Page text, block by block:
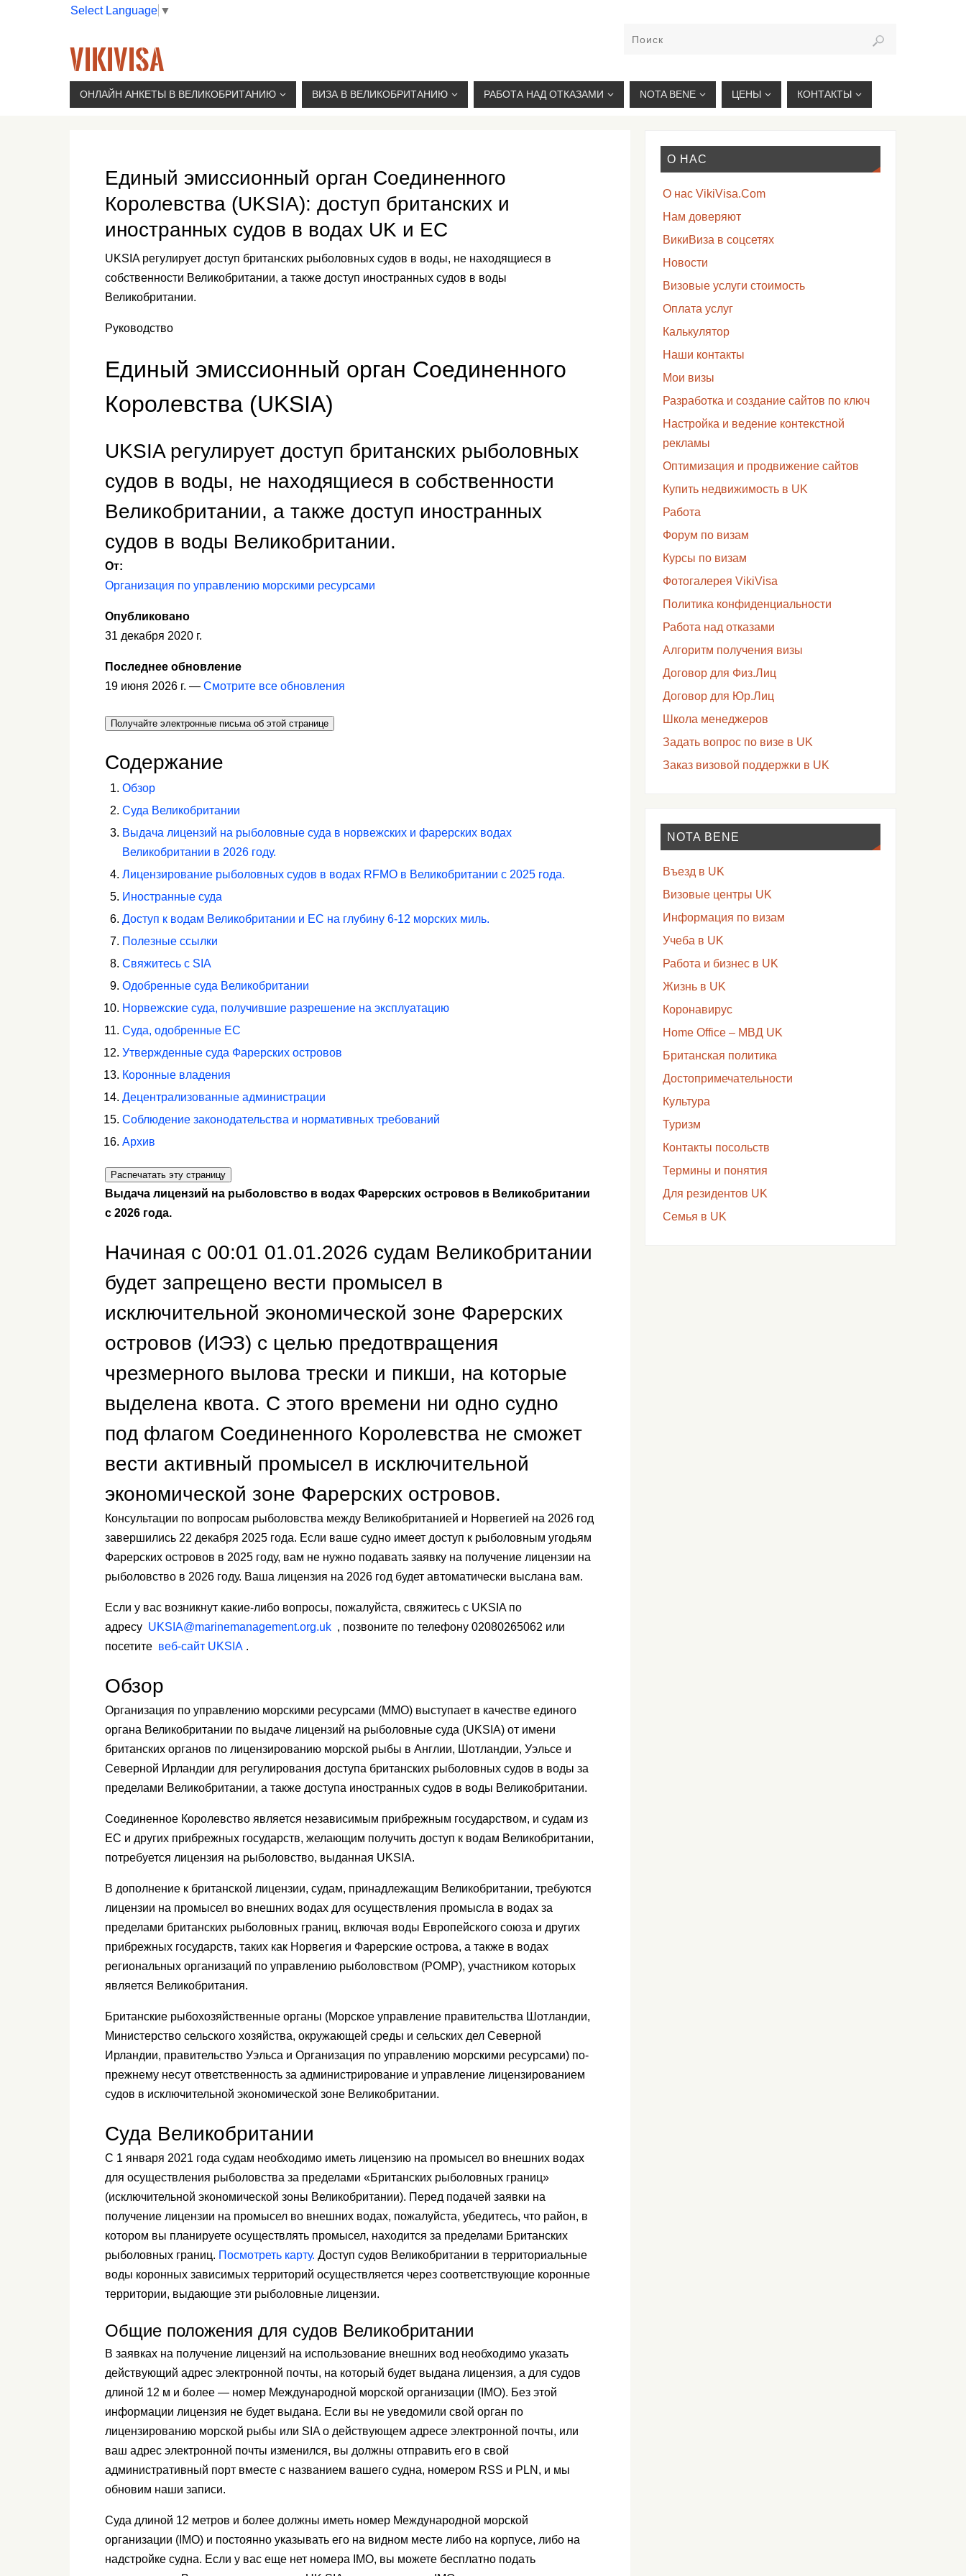
Select Language ▼
VIKIVISA
Г. МОСКВА, 2-Й СЫРОМЯТНИЧЕСКИЙ ПЕР., 11, М. КУРСКАЯ, +7(926)734-03-33, +7(926)274-03-33, VISA@VIKIVISA.RU
ОНЛАЙН АНКЕТЫ В ВЕЛИКОБРИТАНИЮ ВИЗА В ВЕЛИКОБРИТАНИЮ РАБОТА НАД ОТКАЗАМИ NOTA BENE ЦЕНЫ КОНТАКТЫ
Единый эмиссионный орган Соединенного
Королевства (UKSIA): доступ британских и
иностранных судов в водах UK и ЕС
UKSIA регулирует доступ британских рыболовных судов в воды, не находящиеся в
собственности Великобритании, а также доступ иностранных судов в воды
Великобритании.
Руководство
Единый эмиссионный орган Соединенного
Королевства (UKSIA)
UKSIA регулирует доступ британских рыболовных
судов в воды, не находящиеся в собственности
Великобритании, а также доступ иностранных
судов в воды Великобритании.
От:
Организация по управлению морскими ресурсами
Опубликовано
31 декабря 2020 г.
Последнее обновление
19 июня 2026 г. — Смотрите все обновления
Получайте электронные письма об этой странице
Содержание
Обзор
Суда Великобритании
Выдача лицензий на рыболовные суда в норвежских и фарерских водах
Великобритании в 2026 году.
Лицензирование рыболовных судов в водах RFMO в Великобритании с 2025 года.
Иностранные суда
Доступ к водам Великобритании и ЕС на глубину 6-12 морских миль.
Полезные ссылки
Свяжитесь с SIA
Одобренные суда Великобритании
Норвежские суда, получившие разрешение на эксплуатацию
Суда, одобренные ЕС
Утвержденные суда Фарерских островов
Коронные владения
Децентрализованные администрации
Соблюдение законодательства и нормативных требований
Архив
Распечатать эту страницу
Выдача лицензий на рыболовство в водах Фарерских островов в Великобритании
с 2026 года.
Начиная с 00:01 01.01.2026 судам Великобритании
будет запрещено вести промысел в
исключительной экономической зоне Фарерских
островов (ИЭЗ) с целью предотвращения
чрезмерного вылова трески и пикши, на которые
выделена квота. С этого времени ни одно судно
под флагом Соединенного Королевства не сможет
вести активный промысел в исключительной
экономической зоне Фарерских островов.
Консультации по вопросам рыболовства между Великобританией и Норвегией на 2026 год
завершились 22 декабря 2025 года. Если ваше судно имеет доступ к рыболовным угодьям
Фарерских островов в 2025 году, вам не нужно подавать заявку на получение лицензии на
рыболовство в 2026 году. Ваша лицензия на 2026 год будет автоматически выслана вам.
Если у вас возникнут какие-либо вопросы, пожалуйста, свяжитесь с UKSIA по
адресу UKSIA@marinemanagement.org.uk , позвоните по телефону 02080265062 или
посетите веб-сайт UKSIA .
Обзор
Организация по управлению морскими ресурсами (MMO) выступает в качестве единого
органа Великобритании по выдаче лицензий на рыболовные суда (UKSIA) от имени
британских органов по лицензированию морской рыбы в Англии, Шотландии, Уэльсе и
Северной Ирландии для регулирования доступа британских рыболовных судов в воды за
пределами Великобритании, а также доступа иностранных судов в воды Великобритании.
Соединенное Королевство является независимым прибрежным государством, и судам из
ЕС и других прибрежных государств, желающим получить доступ к водам Великобритании,
потребуется лицензия на рыболовство, выданная UKSIA.
В дополнение к британской лицензии, судам, принадлежащим Великобритании, требуются
лицензии на промысел во внешних водах для осуществления промысла в водах за
пределами британских рыболовных границ, включая воды Европейского союза и других
прибрежных государств, таких как Норвегия и Фарерские острова, а также в водах
региональных организаций по управлению рыболовством (РОМР), участником которых
является Великобритания.
Британские рыбохозяйственные органы (Морское управление правительства Шотландии,
Министерство сельского хозяйства, окружающей среды и сельских дел Северной
Ирландии, правительство Уэльса и Организация по управлению морскими ресурсами) по-
прежнему несут ответственность за администрирование и управление лицензированием
судов в исключительной экономической зоне Великобритании.
Суда Великобритании
С 1 января 2021 года судам необходимо иметь лицензию на промысел во внешних водах
для осуществления рыболовства за пределами «Британских рыболовных границ»
(исключительной экономической зоны Великобритании). Перед подачей заявки на
получение лицензии на промысел во внешних водах, пожалуйста, убедитесь, что район, в
котором вы планируете осуществлять промысел, находится за пределами Британских
рыболовных границ. Посмотреть карту. Доступ судов Великобритании в территориальные
воды коронных зависимых территорий осуществляется через соответствующие коронные
территории, выдающие эти рыболовные лицензии.
Общие положения для судов Великобритании
В заявках на получение лицензий на использование внешних вод необходимо указать
действующий адрес электронной почты, на который будет выдана лицензия, а для судов
длиной 12 м и более — номер Международной морской организации (IMO). Без этой
информации лицензия не будет выдана. Если вы не уведомили свой орган по
лицензированию морской рыбы или SIA о действующем адресе электронной почты, или
ваш адрес электронной почты изменился, вы должны отправить его в свой
административный порт вместе с названием вашего судна, номером RSS и PLN, и мы
обновим наши записи.
Суда длиной 12 метров и более должны иметь номер Международной морской
организации (IMO) и постоянно указывать его на видном месте либо на корпусе, либо на
надстройке судна. Если у вас еще нет номера IMO, вы можете бесплатно подать
О НАС
О нас VikiVisa.Com
Нам доверяют
ВикиВиза в соцсетях
Новости
Визовые услуги стоимость
Оплата услуг
Калькулятор
Наши контакты
Мои визы
Разработка и создание сайтов по ключ
Настройка и ведение контекстной
рекламы
Оптимизация и продвижение сайтов
Купить недвижимость в UK
Работа
Форум по визам
Курсы по визам
Фотогалерея VikiVisa
Политика конфиденциальности
Работа над отказами
Алгоритм получения визы
Договор для Физ.Лиц
Договор для Юр.Лиц
Школа менеджеров
Задать вопрос по визе в UK
Заказ визовой поддержки в UK
NOTA BENE
Въезд в UK
Визовые центры UK
Информация по визам
Учеба в UK
Работа и бизнес в UK
Жизнь в UK
Коронавирус
Home Office – МВД UK
Британская политика
Достопримечательности
Культура
Туризм
Контакты посольств
Термины и понятия
Для резидентов UK
Семья в UK